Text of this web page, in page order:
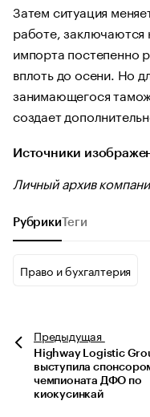
Затем ситуация
работе, заключаются
импорта постепенно
вплоть до осени. Но
занимающегося
создает
Источники
Личный архив
Рубрики Теги
Право и бухгалтерия
Предыдущая
Highway Logistic
выступила
чемпионата ДФО по
киокусинкай